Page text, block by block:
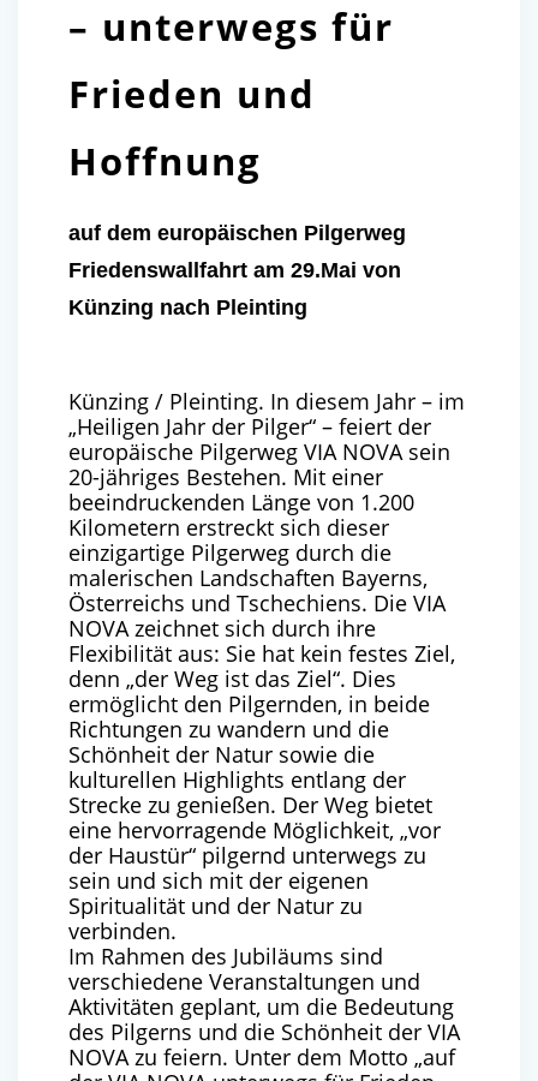
– unterwegs für
Frieden und
Hoffnung
auf dem europäischen Pilgerweg
Friedenswallfahrt am 29.Mai von
Künzing nach Pleinting
Künzing / Pleinting. In diesem Jahr – im
„Heiligen Jahr der Pilger“ – feiert der
europäische Pilgerweg VIA NOVA sein
20-jähriges Bestehen. Mit einer
beeindruckenden Länge von 1.200
Kilometern erstreckt sich dieser
einzigartige Pilgerweg durch die
malerischen Landschaften Bayerns,
Österreichs und Tschechiens. Die VIA
NOVA zeichnet sich durch ihre
Flexibilität aus: Sie hat kein festes Ziel,
denn „der Weg ist das Ziel“. Dies
ermöglicht den Pilgernden, in beide
Richtungen zu wandern und die
Schönheit der Natur sowie die
kulturellen Highlights entlang der
Strecke zu genießen. Der Weg bietet
eine hervorragende Möglichkeit, „vor
der Haustür“ pilgernd unterwegs zu
sein und sich mit der eigenen
Spiritualität und der Natur zu
verbinden.
Im Rahmen des Jubiläums sind
verschiedene Veranstaltungen und
Aktivitäten geplant, um die Bedeutung
des Pilgerns und die Schönheit der VIA
NOVA zu feiern. Unter dem Motto „auf